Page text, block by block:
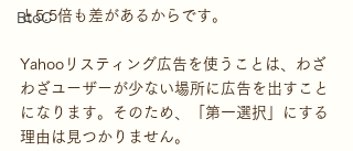
BtoC
と5.5倍も差があるからです。
Yahooリスティング広告を使うことは、わざ
わざユーザーが少ない場所に広告を出すこと
になります。そのため、「第一選択」にする
理由は見つかりません。